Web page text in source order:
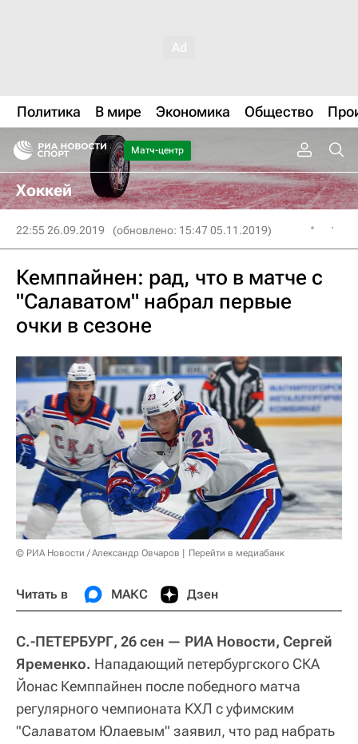
Политика В мире Экономика Общество
Матч-центр
Хоккей
22:55 26.09.2019 (обновлено: 15:47 05.11.2019)
Кемппайнен: рад, что в матче с
"Салаватом" набрал первые
очки в сезоне
© РИА Новости / Александр Овчаров Перейти в медиабанк
Читать в МАКС Дзен
С.-ПЕТЕРБУРГ, 26 сен — РИА Новости, Сергей
Яременко. Нападающий петербургского СКА
Йонас Кемппайнен после победного матча
регулярного чемпионата КХЛ с уфимским
"Салаватом Юлаевым" заявил, что рад набрать